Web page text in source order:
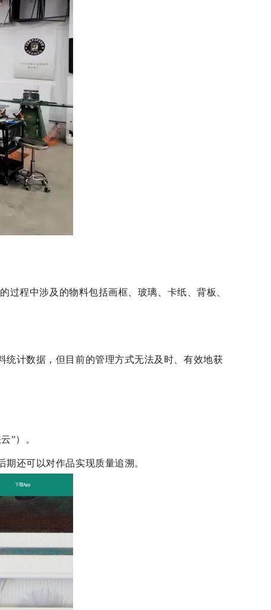
过程中涉及的物料包括画框、玻璃、卡纸、背板、
计数据，但目前的管理方式无法及时、有效地获
”）。
还可以对作品实现质量追溯。